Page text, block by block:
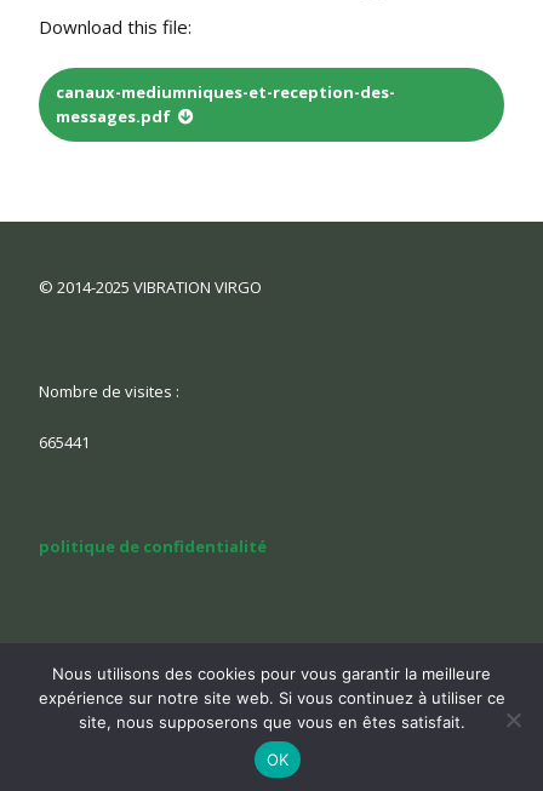
Download this file:
canaux-mediumniques-et-reception-des-
messages.pdf
© 2014-2025 VIBRATION VIRGO
Nombre de visites :
665441
politique de confidentialité
Nous utilisons des cookies pour vous garantir la meilleure
expérience sur notre site web. Si vous continuez à utiliser ce
site, nous supposerons que vous en êtes satisfait.
OK